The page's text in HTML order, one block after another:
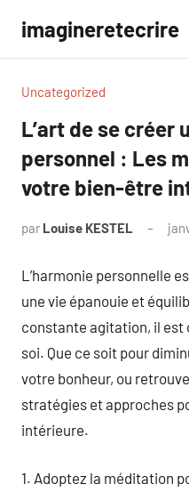
contenu
imagineretecrire
Uncategorized
L’art de se créer
personnel : Les
votre bien-être
par Louise KESTEL
L’harmonie personnelle
une vie épanouie et
constante agitation, il est
soi. Que ce soit pour
votre bonheur, ou
stratégies et approches
intérieure.
1. Adoptez la méditation